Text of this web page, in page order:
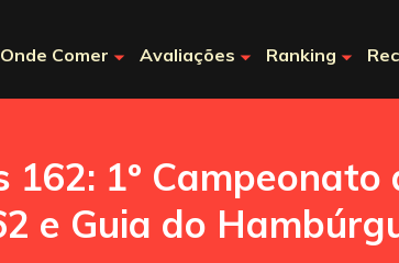
Onde Comer Avaliações Ranking
162: 1º
e Guia do